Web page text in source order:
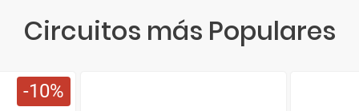
Circuitos más Populares
10